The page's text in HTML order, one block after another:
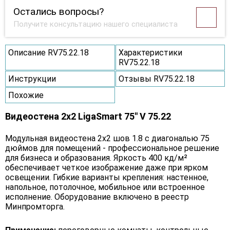
Остались вопросы?
Получите консультацию нашего специалиста
Описание RV75.22.18
Характеристики
RV75.22.18
Инструкции
Отзывы RV75.22.18
Похожие
Видеостена 2x2 LigaSmart 75" V 75.22
Модульная видеостена 2x2 шов 1.8 с диагональю 75
дюймов для помещений - профессиональное решение
для бизнеса и образования. Яркость 400 кд/м²
обеспечивает четкое изображение даже при ярком
освещении. Гибкие варианты крепления: настенное,
напольное, потолочное, мобильное или встроенное
исполнение. Оборудование включено в реестр
Минпромторга.